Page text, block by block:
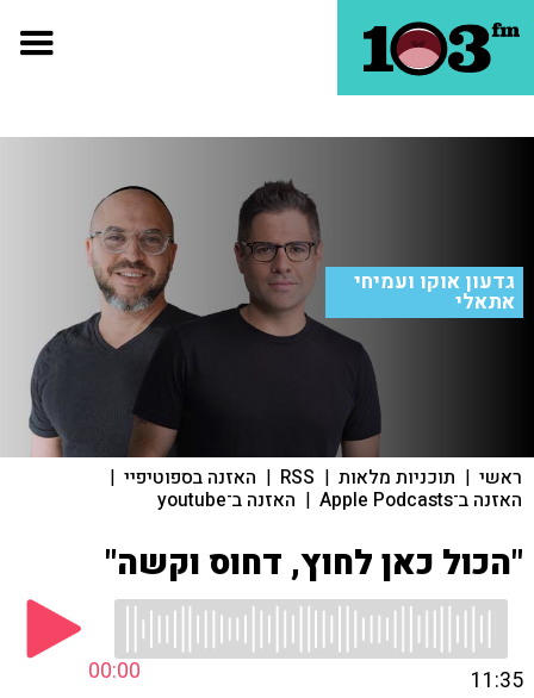
גדעון אוקו ועמיחי
אתאלי
ראשי | תוכניות מלאות |
RSS
| האזנה בספוטיפיי |
האזנה ב־Apple Podcasts | האזנה ב־youtube
"הכול כאן לחוץ, דחוס וקשה"
00:00 11:35